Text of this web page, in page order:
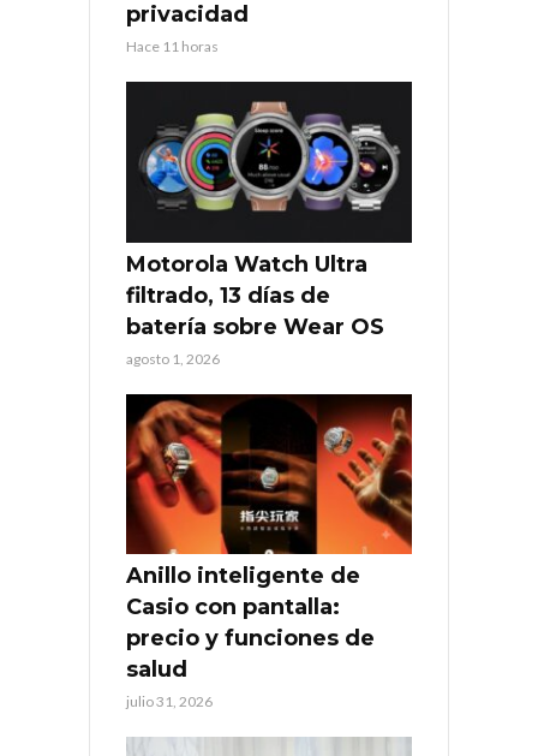
privacidad
Hace 11 horas
Motorola Watch Ultra
filtrado, 13 días de
batería sobre Wear OS
agosto 1, 2026
Anillo inteligente de
Casio con pantalla:
precio y funciones de
salud
julio 31, 2026